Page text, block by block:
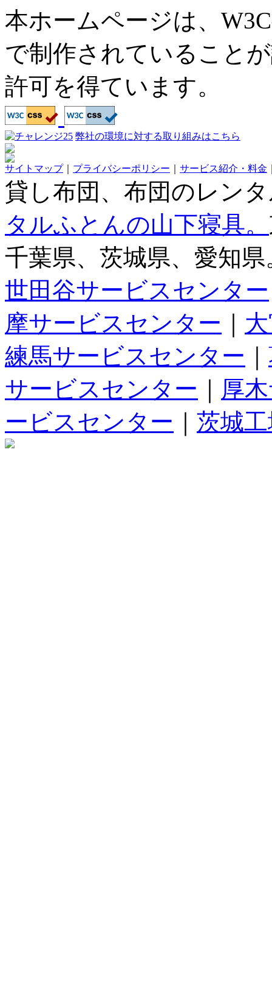
本ホームページは、
で制作されていること
許可を得ています。
弊社の環境に対する取り組みはこちら
サイトマップ｜ プライバシーポリシー サービス紹介・料金
貸し布団、布団のレン
タルふとんの山下寝具。
千葉県、茨城県、愛知県
世田谷サービスセンター
摩サービスセンター
練馬サービスセンター
サービスセンター
厚
ービスセンター
茨城